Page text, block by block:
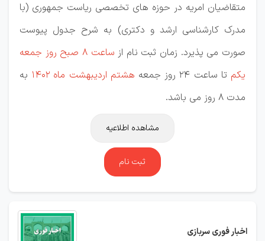
متقاضیان امریه در حوزه های تخصصی ریاست جمهوری (با
مدرک کارشناسی ارشد و دکتری) به شرح جدول پیوست
صورت می پذیرد. زمان ثبت نام از
ساعت 8 صبح روز جمعه
یکم تا ساعت 24 روز جمعه هشتم اردیبهشت ماه 1402
به
مدت 8 روز می باشد.
مشاهده اطلاعیه
ثبت نام
اخبار فوری سربازی